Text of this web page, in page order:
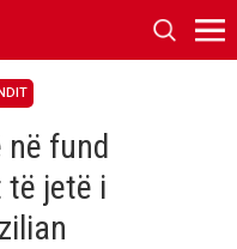
në fund
jetë i